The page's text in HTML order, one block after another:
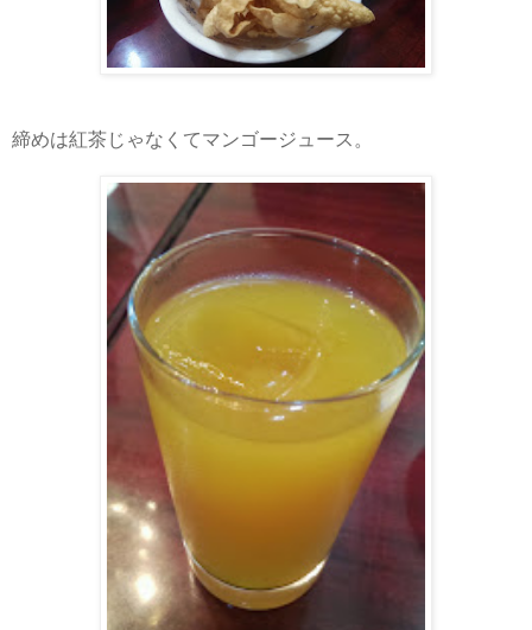
締めは紅茶じゃなくてマンゴージュース。